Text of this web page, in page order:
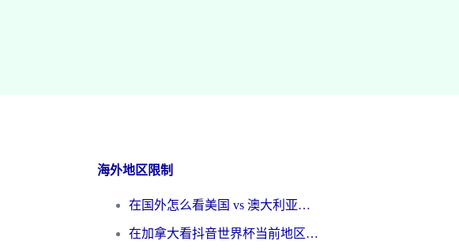
海外地区限制
在国外怎么看美国 vs 澳大利亚世界杯直播？海外党必藏的中文解说观赛指南
在加拿大看抖音世界杯当前地区不可播放？海外党体育观赛终极指南